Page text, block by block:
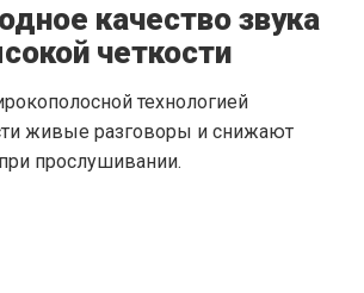
качество звука
четкости
технологией
живые разговоры и снижают
прослушивании.